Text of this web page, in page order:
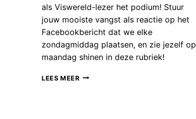
als Viswereld-lezer het podium! Stuur
jouw mooiste vangst als reactie op het
Facebookbericht dat we elke
zondagmiddag plaatsen, en zie jezelf op
maandag shinen in deze rubriek!
LEES MEERVANGSTEN